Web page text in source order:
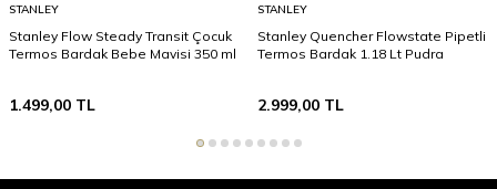
STANLEY
Stanley Flow Steady Transit Çocuk
Termos Bardak Bebe Mavisi 350 ml
1.499,00 TL
STANLEY
Stanley Quencher Flowstate Pipetli
Termos Bardak 1.18 Lt Pudra
2.999,00TL